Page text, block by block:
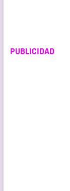
PUBLICIDAD